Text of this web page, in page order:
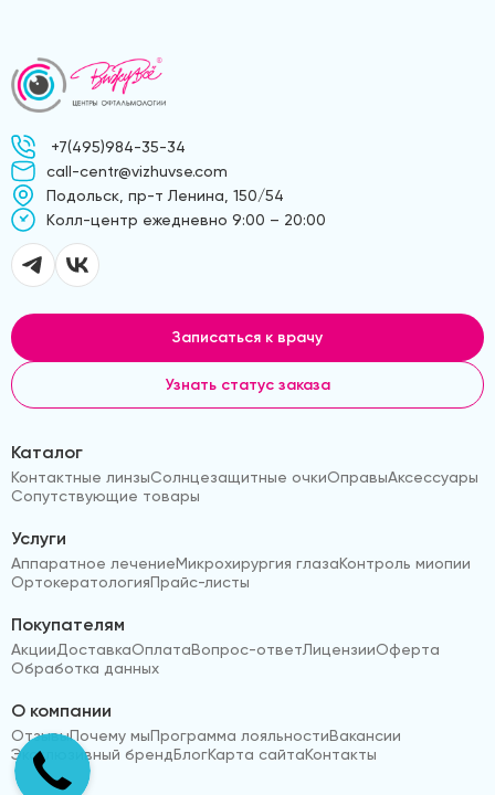
+7(495)984-35-34
call-centr@vizhuvse.com
Подольск, пр-т Ленина, 150/54
Kолл-центр ежедневно 9:00 – 20:00
Записаться к врачу
Узнать статус заказа
Каталог
Контактные линзыСолнцезащитные очкиОправыАксессуары
Сопутствующие товары
Услуги
Аппаратное лечениеМикрохирургия глазаКонтроль миопии
ОртокератологияПрайс-листы
Покупателям
АкцииДоставкаОплатаВопрос-ответЛицензииОферта
Обработка данных
О компании
ОтзывыПочему мыПрограмма лояльностиВакансии
Эксклюзивный брендБлогКарта сайтаКонтакты